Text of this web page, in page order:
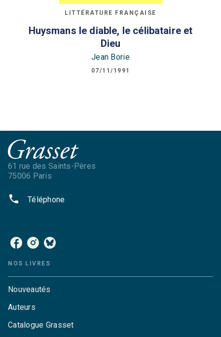
LITTÉRATURE FRANÇAISE
Huysmans le diable, le célibataire et
Dieu
Jean Borie
07/11/1991
61 rue des Saints-Pères
75006 Paris
phone Téléphone
NOS LIVRES
Nouveautés
Auteurs
Catalogue Grasset